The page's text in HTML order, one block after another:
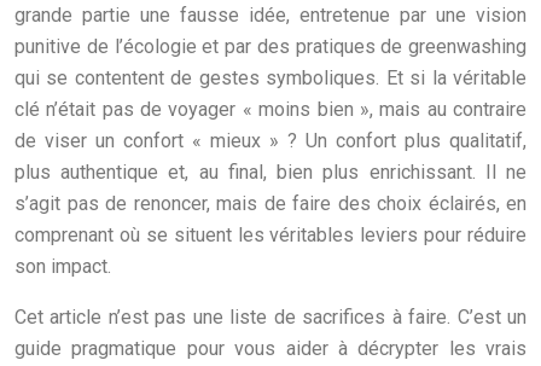
grande partie une fausse idée, entretenue par une vision
punitive de l’écologie et par des pratiques de greenwashing
qui se contentent de gestes symboliques. Et si la véritable
clé n’était pas de voyager « moins bien », mais au contraire
de viser un confort « mieux » ? Un confort plus qualitatif,
plus authentique et, au final, bien plus enrichissant. Il ne
s’agit pas de renoncer, mais de faire des choix éclairés, en
comprenant où se situent les véritables leviers pour réduire
son impact.
Cet article n’est pas une liste de sacrifices à faire. C’est un
guide pragmatique pour vous aider à décrypter les vrais